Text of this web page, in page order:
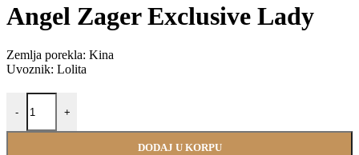
Angel Zager Exclusive Lady
Zemlja porekla: Kina
Uvoznik: Lolita
-
INVICTA 31371 količina
+
DODAJ U KORPU